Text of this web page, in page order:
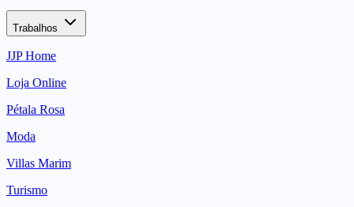
Trabalhos
JJP Home
Loja Online
Pétala Rosa
Moda
Villas Marim
Turismo